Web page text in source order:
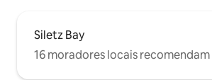
Siletz Bay
16 moradores locais recomendam